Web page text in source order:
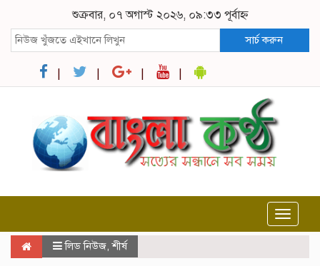
শুক্রবার, ০৭ অগাস্ট ২০২৬, ০৯:৩৩ পূর্বাহ্ন
সার্চ করুন
Toggle
লিড নিউজ,শীর্ষ